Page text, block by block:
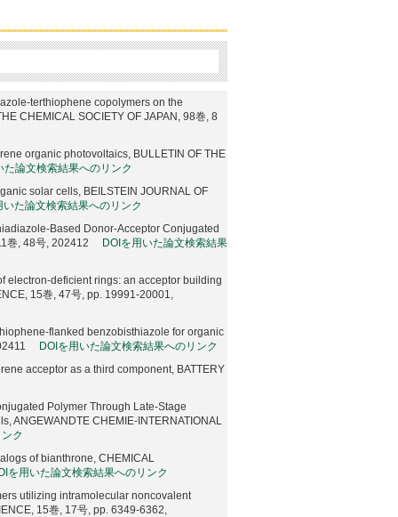
terthiophene copolymers on the
CHEMICAL SOCIETY OF JAPAN, 98巻, 8
organic photovoltaics, BULLETIN OF THE
た論文検索結果へのリンク
solar cells, BEILSTEIN JOURNAL OF
いた論文検索結果へのリンク
Based Donor-Acceptor Conjugated
巻, 48号, 202412
DOIを用いた論文検索結果
deficient rings: an acceptor building
15巻, 47号, pp. 19991-20001,
flanked benzobisthiazole for organic
DOIを用いた論文検索結果へのリンク
acceptor as a third component, BATTERY
Polymer Through Late-Stage
ANGEWANDTE CHEMIE-INTERNATIONAL
ク
of bianthrone, CHEMICAL
を用いた論文検索結果へのリンク
utilizing intramolecular noncovalent
15巻, 17号, pp. 6349-6362,